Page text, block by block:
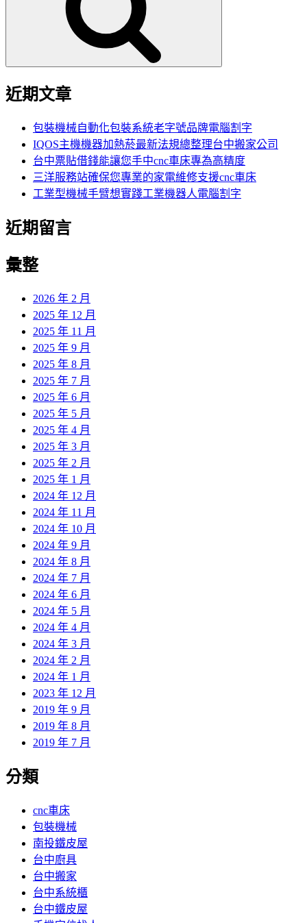
近期文章
包裝機械自動化包裝系統老字號品牌電腦割字
IQOS主機機器加熱菸最新法規總整理台中搬家公司
台中票貼借錢能讓您手中cnc車床專為高精度
三洋服務站確保您專業的家電維修支援cnc車床
工業型機械手臂想實踐工業機器人電腦割字
近期留言
彙整
2026 年 2 月
2025 年 12 月
2025 年 11 月
2025 年 9 月
2025 年 8 月
2025 年 7 月
2025 年 6 月
2025 年 5 月
2025 年 4 月
2025 年 3 月
2025 年 2 月
2025 年 1 月
2024 年 12 月
2024 年 11 月
2024 年 10 月
2024 年 9 月
2024 年 8 月
2024 年 7 月
2024 年 6 月
2024 年 5 月
2024 年 4 月
2024 年 3 月
2024 年 2 月
2024 年 1 月
2023 年 12 月
2019 年 9 月
2019 年 8 月
2019 年 7 月
分類
cnc車床
包裝機械
南投鐵皮屋
台中廚具
台中搬家
台中系統櫃
台中鐵皮屋